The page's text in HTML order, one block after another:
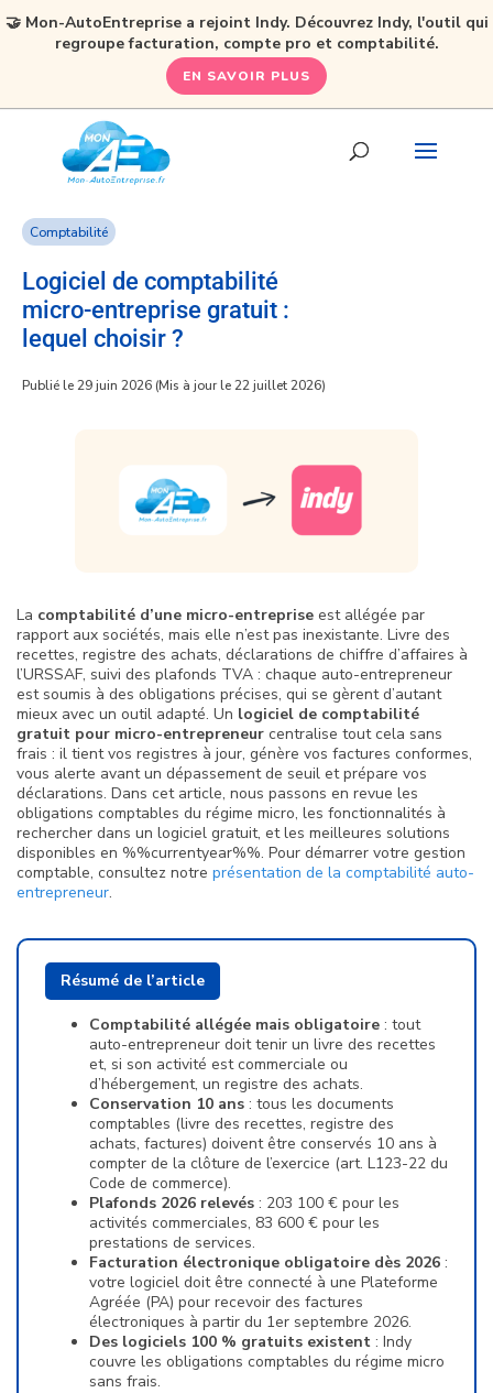
Comptabilité
Logiciel de comptabilité
micro-entreprise gratuit :
lequel choisir ?
Publié le 29 juin 2026 (Mis à jour le 22 juillet 2026)
La comptabilité d’une micro-entreprise est allégée par
rapport aux sociétés, mais elle n’est pas inexistante. Livre des
recettes, registre des achats, déclarations de chiffre d’affaires à
l’URSSAF, suivi des plafonds TVA : chaque auto-entrepreneur
est soumis à des obligations précises, qui se gèrent d’autant
mieux avec un outil adapté. Un logiciel de comptabilité
gratuit pour micro-entrepreneur centralise tout cela sans
frais : il tient vos registres à jour, génère vos factures conformes,
vous alerte avant un dépassement de seuil et prépare vos
déclarations. Dans cet article, nous passons en revue les
obligations comptables du régime micro, les fonctionnalités à
rechercher dans un logiciel gratuit, et les meilleures solutions
disponibles en %%currentyear%%. Pour démarrer votre gestion
comptable, consultez notre présentation de la comptabilité auto-
entrepreneur.
Résumé de l’article
Comptabilité allégée mais obligatoire : tout
auto-entrepreneur doit tenir un livre des recettes
et, si son activité est commerciale ou
d’hébergement, un registre des achats.
Conservation 10 ans : tous les documents
comptables (livre des recettes, registre des
achats, factures) doivent être conservés 10 ans à
compter de la clôture de l’exercice (art. L123-22 du
Code de commerce).
Plafonds 2026 relevés : 203 100 € pour les
activités commerciales, 83 600 € pour les
prestations de services.
Facturation électronique obligatoire dès 2026 :
votre logiciel doit être connecté à une Plateforme
Agréée (PA) pour recevoir des factures
électroniques à partir du 1er septembre 2026.
Des logiciels 100 % gratuits existent : Indy
couvre les obligations comptables du régime micro
sans frais.
🤝 Mon-AutoEntreprise a rejoint Indy. Découvrez Indy, l'outil qui
regroupe facturation, compte pro et comptabilité.
EN SAVOIR PLUS